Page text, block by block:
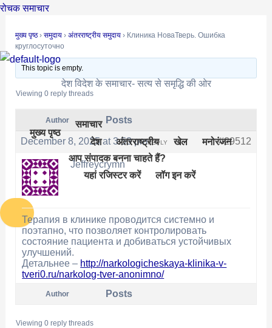
Skip
content
रोचक समाचार
देश विदेश के समाचार- सत्य से समृद्धि की ओर
मुख्य पृष्ठ
समाचार
देश
अंतरराष्ट्रीय खेल मनोरंजन
समुदाय
आप संपादक बनना चाहते हैं?
यहां रजिस्टर करें
लॉग इन करें
मुख्य पृष्ठ › समुदाय › अंतरराष्ट्रीय समुदाय › Клиника НоваТверь. Ошибка
круглосуточно
This topic is empty.
Viewing 0 reply threads
Author Posts
December 8, 2025 at 3:53 pm #29512
REPLY
Jeffreycrymn
Терапия в клинике проводится системно и
поэтапно, что позволяет контролировать
состояние пациента и добиваться устойчивых
улучшений.
Детальнее – http://narkologicheskaya-klinika-v-
tveri0.ru/narkolog-tver-anonimno/
Author Posts
Viewing 0 reply threads
Post